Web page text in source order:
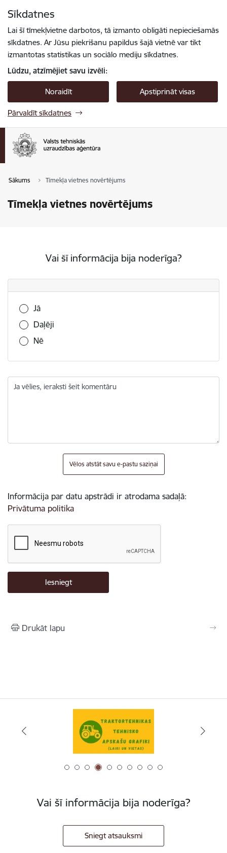
Sīkdatnes
Lai šī tīmekļvietne darbotos, tā izmanto obligāti nepieciešamās
sīkdatnes. Ar Jūsu piekrišanu papildus šajā vietnē var tikt
izmantotas statistikas un sociālo mediju sīkdatnes.
Lūdzu, atzīmējiet savu izvēli:
Noraidīt Apstiprināt visas
Pārvaldīt sīkdatnes
Sākums Tīmekļa vietnes novērtējums
Tīmekļa vietnes novērtējums
Vai šī informācija bija noderīga?
Vai šī informācija bija noderīga?
Jā
Daļēji
Nē
Ja vēlies, ieraksti šeit komentāru
Vēlos atstāt savu e-pastu saziņai
Informācija par datu apstrādi ir atrodama sadaļā:
Privātuma politika
Drukāt lapu
Vai šī informācija bija noderīga?
Sniegt atsauksmi